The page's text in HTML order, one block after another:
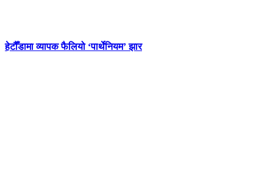
हेटौँडामा व्यापक फैलियो ‘पार्थेनियम’ झार